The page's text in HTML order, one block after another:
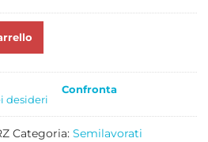
desideri
Confronta
Categoria: Semilavorati